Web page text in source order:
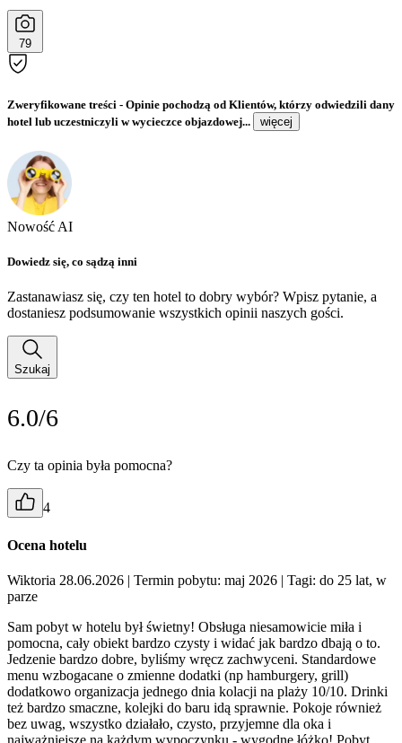
79
Zweryfikowane treści - Opinie pochodzą od Klientów, którzy odwiedzili dany
hotel lub uczestniczyli w wycieczce objazdowej...
więcej
Nowość AI
Dowiedz się, co sądzą inni
Zastanawiasz się, czy ten hotel to dobry wybór? Wpisz pytanie, a
dostaniesz podsumowanie wszystkich opinii naszych gości.
Szukaj
6.0/6
Czy ta opinia była pomocna?
4
Ocena hotelu
Wiktoria 28.06.2026 | Termin pobytu: maj 2026 | Tagi: do 25 lat, w
parze
Sam pobyt w hotelu był świetny! Obsługa niesamowicie miła i
pomocna, cały obiekt bardzo czysty i widać jak bardzo dbają o to.
Jedzenie bardzo dobre, byliśmy wręcz zachwyceni. Standardowe
menu wzbogacane o zmienne dodatki (np hamburgery, grill)
dodatkowo organizacja jednego dnia kolacji na plaży 10/10. Drinki
też bardzo smaczne, kolejki do baru idą sprawnie. Pokoje również
bez uwag, wszystko działało, czysto, przyjemne dla oka i
najważniejsze na każdym wypoczynku - wygodne łóżko! Pobyt